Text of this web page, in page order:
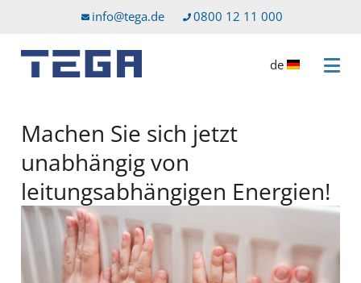
zum Servicemenüinfo@tega.de 0800 12 11 000
Menü
de
Machen Sie sich jetzt
unabhängig von
leitungsabhängigen Energien!